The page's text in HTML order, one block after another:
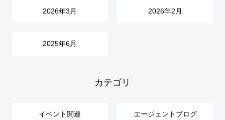
2026年3月 2026年2月
2025年6月
カテゴリ
イベント関連 エージェントブログ